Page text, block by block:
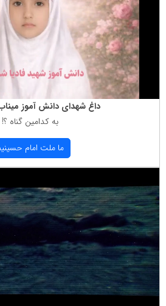
داغ شهدای دانش آموز
به كدامین گناه ؟!
ما ملت امام